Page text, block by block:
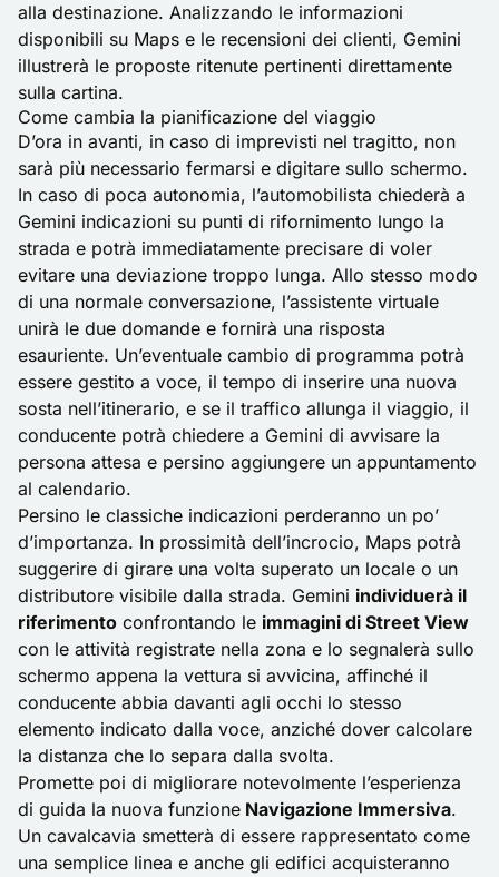
alla destinazione. Analizzando le informazioni
disponibili su Maps e le recensioni dei clienti, Gemini
illustrerà le proposte ritenute pertinenti direttamente
sulla cartina.
Come cambia la pianificazione del viaggio
D’ora in avanti, in caso di imprevisti nel tragitto, non
sarà più necessario fermarsi e digitare sullo schermo.
In caso di poca autonomia, l’automobilista chiederà a
Gemini indicazioni su punti di rifornimento lungo la
strada e potrà immediatamente precisare di voler
evitare una deviazione troppo lunga. Allo stesso modo
di una normale conversazione, l’assistente virtuale
unirà le due domande e fornirà una risposta
esauriente. Un’eventuale cambio di programma potrà
essere gestito a voce, il tempo di inserire una nuova
sosta nell’itinerario, e se il traffico allunga il viaggio, il
conducente potrà chiedere a Gemini di avvisare la
persona attesa e persino aggiungere un appuntamento
al calendario.
Persino le classiche indicazioni perderanno un po’
d’importanza. In prossimità dell’incrocio, Maps potrà
suggerire di girare una volta superato un locale o un
distributore visibile dalla strada. Gemini individuerà il
riferimento confrontando le immagini di Street View
con le attività registrate nella zona e lo segnalerà sullo
schermo appena la vettura si avvicina, affinché il
conducente abbia davanti agli occhi lo stesso
elemento indicato dalla voce, anziché dover calcolare
la distanza che lo separa dalla svolta.
Promette poi di migliorare notevolmente l’esperienza
di guida la nuova funzione Navigazione Immersiva.
Un cavalcavia smetterà di essere rappresentato come
una semplice linea e anche gli edifici acquisteranno